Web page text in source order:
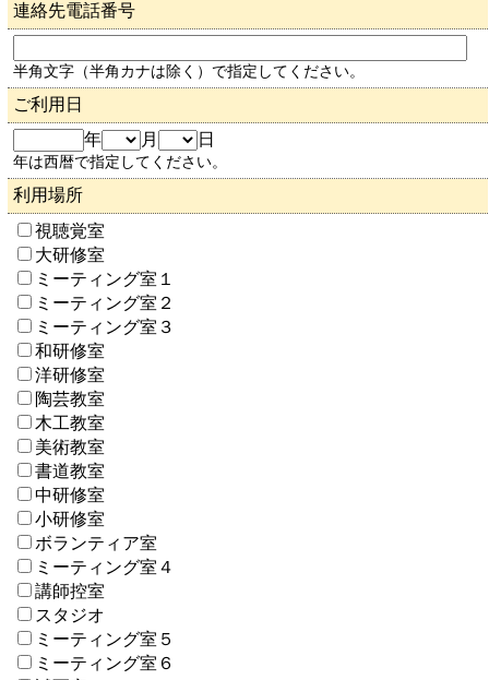
連絡先電話番号
半角文字（半角カナは除く）で指定してください。
ご利用日
年
月 日
年は西暦で指定してください。
利用場所
視聴覚室
大研修室
ミーティング室１
ミーティング室２
ミーティング室３
和研修室
洋研修室
陶芸教室
木工教室
美術教室
書道教室
中研修室
小研修室
ボランティア室
ミーティング室４
講師控室
スタジオ
ミーティング室５
ミーティング室６